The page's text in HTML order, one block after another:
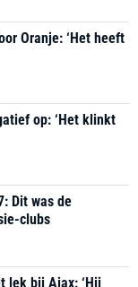
Oranje: ‘Het heeft
op: ‘Het klinkt
Dit was de
clubs
lek bij Ajax: ‘Hij